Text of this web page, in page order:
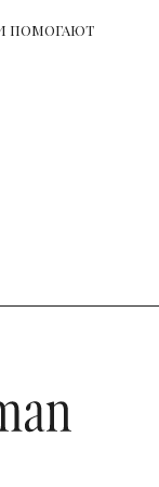
ПОМОГАЮТ